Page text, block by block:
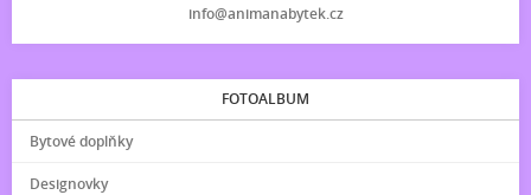
info@animanabytek.cz
FOTOALBUM
Bytové doplňky
Designovky